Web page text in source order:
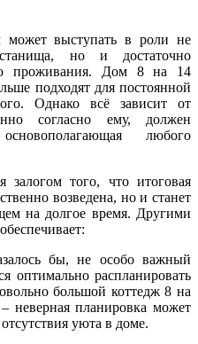
может выступать в роли не
но и достаточно
проживания. Дом 8 на 14
подходят для постоянной
Однако всё зависит от
согласно ему, должен
любого
залогом того, что итоговая
возведена, но и станет
на долгое время. Другими
бы, не особо важный
оптимально распланировать
большой коттедж 8 на
неверная планировка может
уюта в доме.